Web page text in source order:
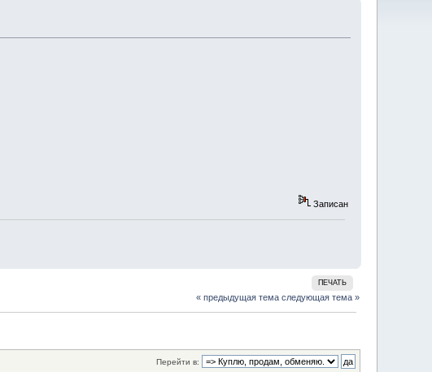
Записан
ПЕЧАТЬ
« предыдущая тема следующая тема »
Перейти в: